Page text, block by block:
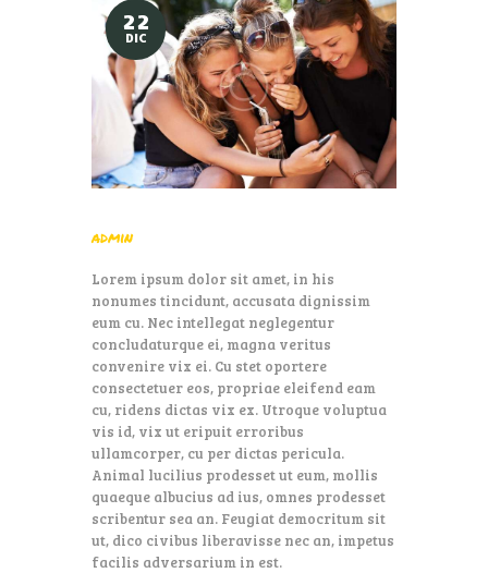
22
DIC
admin
Lorem ipsum dolor sit amet, in his
nonumes tincidunt, accusata dignissim
eum cu. Nec intellegat neglegentur
concludaturque ei, magna veritus
convenire vix ei. Cu stet oportere
consectetuer eos, propriae eleifend eam
cu, ridens dictas vix ex. Utroque voluptua
vis id, vix ut eripuit erroribus
ullamcorper, cu per dictas pericula.
Animal lucilius prodesset ut eum, mollis
quaeque albucius ad ius, omnes prodesset
scribentur sea an. Feugiat democritum sit
ut, dico civibus liberavisse nec an, impetus
facilis adversarium in est.